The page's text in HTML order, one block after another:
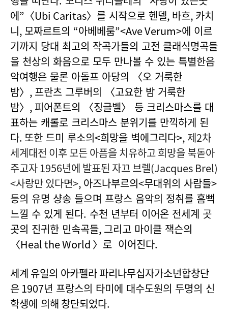
에” 〈Ubi Caritas〉를 시작으로 헨델, 바흐, 카치
니, 모짜르트의 “아베베룸”<Ave Verum>에 이르
기까지 당대 최고의 작곡가들의 고전 클래식명곡들
을 천상의 화음으로 모두 만나볼 수 있는 특별한음
악여행은 물론 아돌프 아당의 〈오 거룩한
밤〉 , 프란츠 그루버의 〈고요한 밤 거룩한
밤〉 , 피어폰트의 〈징글벨〉 등 크리스마스를 대
표하는 캐롤로 크리스마스 분위기를 만끽하게 된
다. 또한 드미 루소의<희망을 벽에그리다>, 제2차
세계대전 이후 모든 아픔을 치유하고 희망을 북돋아
주고자 1956년에 발표된 자끄 브렐(Jacques Brel)
<사랑만 있다면>, 아즈나부르의<무대위의 사람들>
등의 유명 샹송 들으며 프랑스 음악의 정취를 흠뻑
느낄 수 있게 된다. 수천 년부터 이어온 전세계 곳
곳의 진귀한 민속곡들, 그리고 마이클 잭슨의
〈Heal the World 〉로 이어진다.
세계 유일의 아카펠라 파리나무십자가소년합창단
은 1907년 프랑스의 타미에 대수도원의 두명의 신
학생에 의해 창단되었다.